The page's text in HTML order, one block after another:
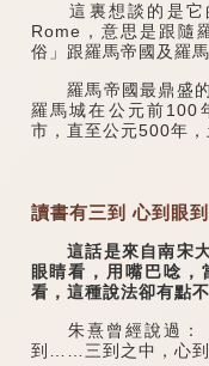
這裏想談的是它
Rome，意思是跟隨
俗」跟羅馬帝國及羅
羅馬帝國最鼎盛的
羅馬城在公元前100
市，直至公元500年，
讀書有三到 心到眼到
這話是來自南宋大
眼睛看，用嘴巴唸
看，這種說法卻有點
朱熹曾經說過：「
到……三到之中，心到